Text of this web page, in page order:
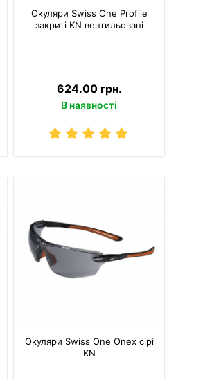
Окуляри Swiss One Profile
закриті KN вентильовані
624.00 грн.
В наявності
Окуляри Swiss One Onex сірі
KN